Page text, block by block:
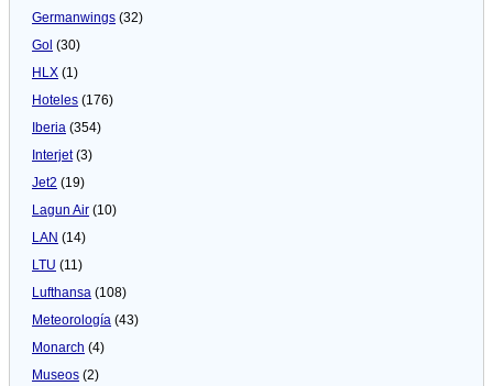
Germanwings (32)
Gol (30)
HLX (1)
Hoteles (176)
Iberia (354)
Interjet(3)
Jet2 (19)
Lagun Air (10)
LAN (14)
LTU (11)
Lufthansa (108)
Meteorologí­a (43)
Monarch (4)
Museos (2)